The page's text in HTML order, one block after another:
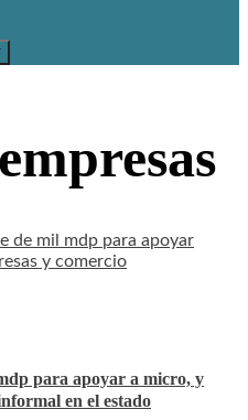
para apoyar a micro, y
en el estado